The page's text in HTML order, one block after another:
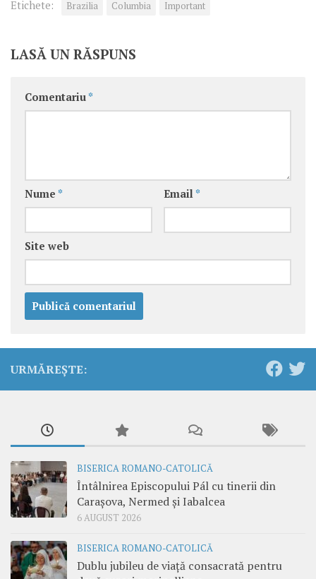
Etichete: Brazilia Columbia Important
LASĂ UN RĂSPUNS
Comentariu *
Nume * Email *
Site web
URMĂREȘTE:
BISERICA ROMANO-CATOLICĂ
Întâlnirea Episcopului Pál cu tinerii din
Carașova, Nermed și Iabalcea
6 AUGUST 2026
BISERICA ROMANO-CATOLICĂ
Dublu jubileu de viață consacrată pentru